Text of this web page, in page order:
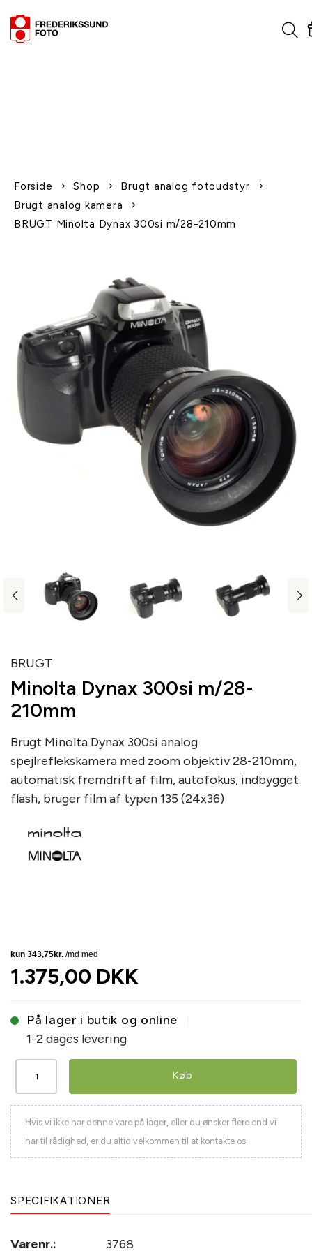
Forside Shop
Brugt analog fotoudstyr
Brugt analog kamera
BRUGT Minolta Dynax 300si m/28-210mm
BRUGT
Minolta Dynax 300si m/28-
210mm
Brugt Minolta Dynax 300si analog
spejlreflekskamera med zoom objektiv 28-210mm,
automatisk fremdrift af film, autofokus, indbygget
flash, bruger film af typen 135 (24x36)
1.375,00 DKK
På lager i butik og online
1-2 dages levering
Køb
Hvis vi ikke har denne vare på lager, eller du ønsker flere end vi
har til rådighed, er du altid velkommen til at kontakte os
SPECIFIKATIONER
Varenr.: 3768